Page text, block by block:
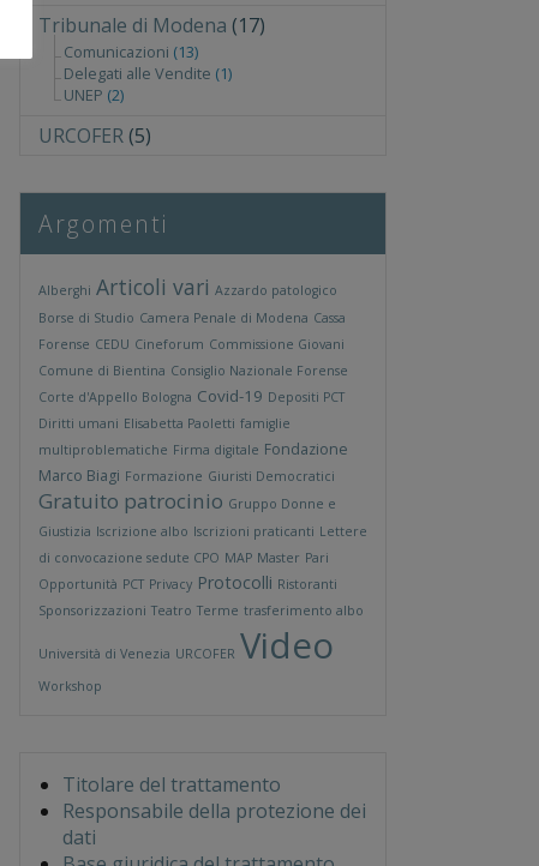
Tribunale di Modena (17)
Comunicazioni (13)
Delegati alle Vendite (1)
UNEP (2)
URCOFER(5)
Argomenti
Alberghi Articoli vari Azzardo patologico
Borse di Studio Camera Penale di Modena Cassa
Forense CEDU Cineforum Commissione Giovani
Comune di Bientina Consiglio Nazionale Forense
Corte d'Appello Bologna Covid-19 Depositi PCT
Diritti umani Elisabetta Paoletti famiglie
multiproblematiche Firma digitale Fondazione
Marco Biagi Formazione Giuristi Democratici
Gratuito patrocinio Gruppo Donne e
Giustizia Iscrizione albo Iscrizioni praticanti Lettere
di convocazione sedute CPO MAP Master Pari
Opportunità PCT Privacy Protocolli Ristoranti
Sponsorizzazioni Teatro Terme trasferimento albo
Università di Venezia URCOFER Video
Workshop
Titolare del trattamento
Responsabile della protezione dei
dati